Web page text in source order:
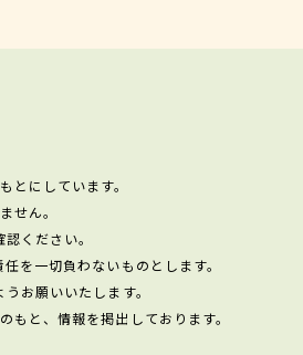
にしています。
せん。
ください。
を一切負わないものとします。
お願いいたします。
と、情報を掲出しております。